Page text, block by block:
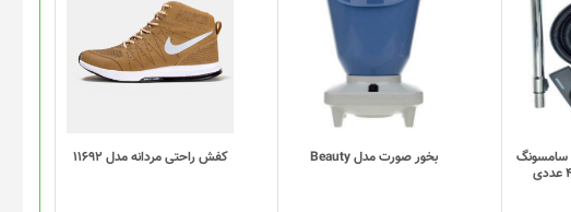
سامسونگ
بخور صورت مدل Beauty کفش راحتی مردانه مدل 11692
محصول
دارای
انواع
مختلفی
گزینه